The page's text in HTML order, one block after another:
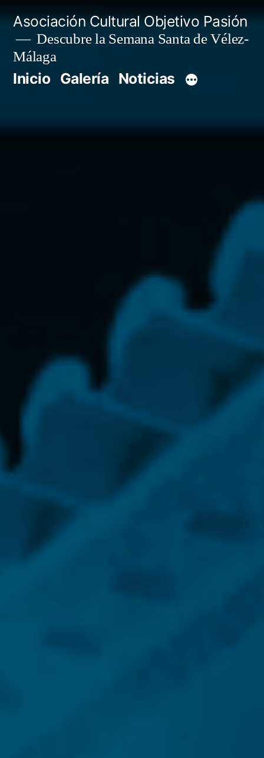
contenido
Asociación Cultural Objetivo Pasión
Descubre la Semana Santa de Vélez-
Málaga
Inicio Galería Noticias